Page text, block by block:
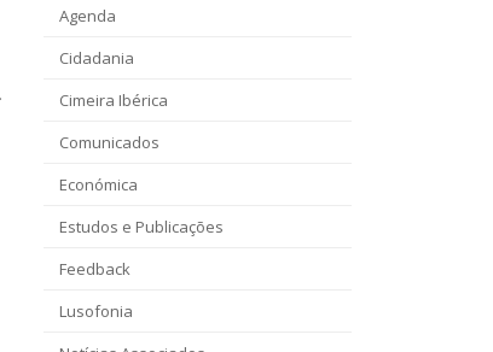
Agenda
Cidadania
Cimeira Ibérica
Comunicados
Económica
Estudos e Publicações
Feedback
Lusofonia